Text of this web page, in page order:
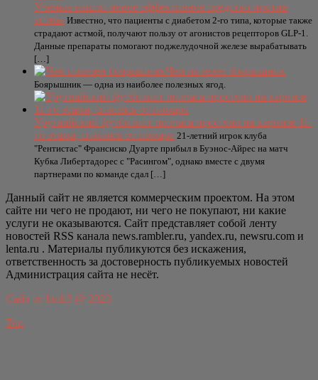
Ученые нашли новое эффективное средство против
астмы Известно, что пациенты с диабетом 2-го типа, которые также
страдают астмой, получают пользу от агонистов рецепторов GLP-1.
Данные препараты помогают поджелудочной железе вырабатывать
[…]
Чем полезен боярышник
Боярышник — одна из наиболее полезных ягод.
Уругвайский футболист полчаса простоял на карнизе 11-
го этажа, спасаясь от пожара 21-летний игрок клуба
"Рентистас" Франсиско Дуарте прибыл в Буэнос-Айрес на матч
Кубка Либертадорес с "Расингом", однако вместе с двумя
партнерами по команде сдал […]
Данный сайт не является коммерческим проектом. На этом
сайте ни чего не продают, ни чего не покупают, ни какие
услуги не оказываются. Сайт представляет собой ленту
новостей RSS канала news.rambler.ru, yandex.ru, newsru.com и
lenta.ru . Материалы публикуются без искажения,
ответственность за достоверность публикуемых новостей
Администрация сайта не несёт.
Сайт от bmb3 @ 2023
Top